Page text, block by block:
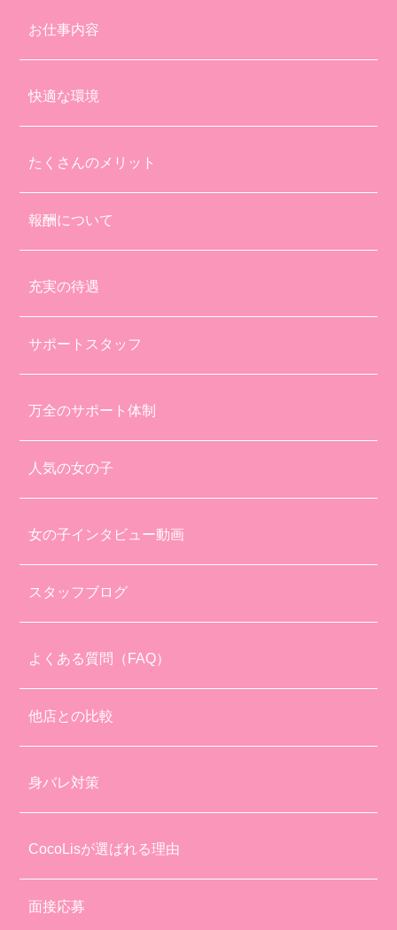
お仕事内容
快適な環境
たくさんのメリット
報酬について
充実の待遇
サポートスタッフ
万全のサポート体制
人気の女の子
女の子インタビュー動画
スタッフブログ
よくある質問（FAQ）
他店との比較
身バレ対策
CocoLisが選ばれる理由
面接応募